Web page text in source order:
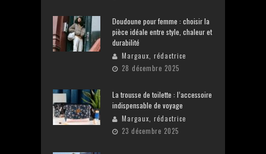
Doudoune pour femme : choisir la
pièce idéale entre style, chaleur et
durabilité
Margaux, rédactrice
28 décembre 2025
La trousse de toilette : l’accessoire
indispensable de voyage
Margaux, rédactrice
23 décembre 2025